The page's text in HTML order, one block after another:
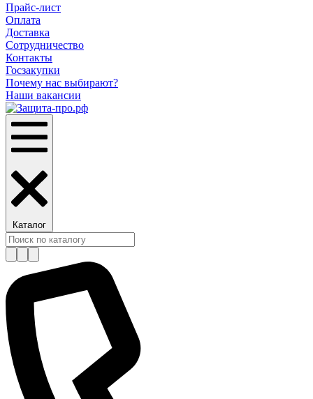
Прайс-лист
Оплата
Доставка
Сотрудничество
Контакты
Госзакупки
Почему нас выбирают?
Наши вакансии
Каталог